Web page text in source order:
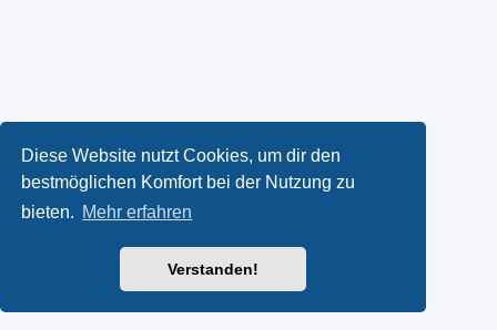
Diese Website nutzt Cookies, um dir den
bestmöglichen Komfort bei der Nutzung zu
bieten. Mehr erfahren
Verstanden!